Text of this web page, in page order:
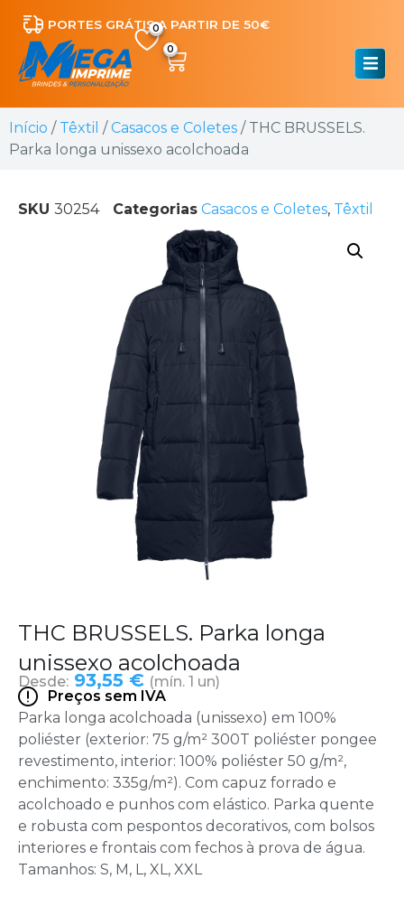
PORTES GRÁTIS A PARTIR DE 50€
0
Início / Têxtil /Casacos e Coletes / THC BRUSSELS.
Parka longa unissexo acolchoada
SKU 30254 Categorias Casacos e Coletes, Têxtil
THC BRUSSELS. Parka longa
unissexo acolchoada
Desde: 93,55 € (mín. 1 un)
Preços sem IVA
Parka longa acolchoada (unissexo) em 100%
poliéster (exterior: 75 g/m² 300T poliéster pongee
revestimento, interior: 100% poliéster 50 g/m²,
enchimento: 335g/m²). Com capuz forrado e
acolchoado e punhos com elástico. Parka quente
e robusta com pespontos decorativos, com bolsos
interiores e frontais com fechos à prova de água.
Tamanhos: S, M, L, XL, XXL